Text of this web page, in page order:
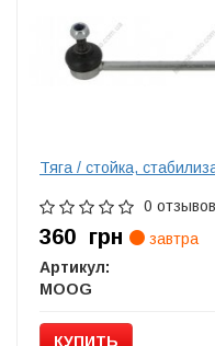
Тяга / стойка,
0 отзывов
360 грн
завтра
Артикул:
MOOG
КУПИТЬ